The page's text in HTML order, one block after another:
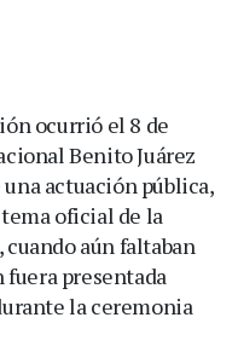
ocurrió el 8 de
Benito Juárez
actuación pública,
oficial de la
cuando aún faltaban
fuera presentada
la ceremonia